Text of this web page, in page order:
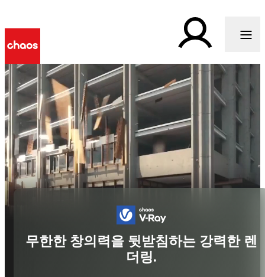
무한한 창의력을 뒷받침하는 강력한 렌
더링.